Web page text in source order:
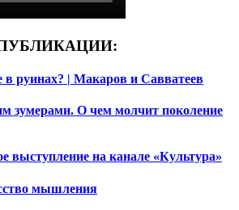
в руинах? | Макаров и Савватеев
зумерами. О чем молчит поколение
выступление на канале «Культура»
мышления